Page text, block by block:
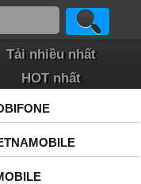
Tải nhiều nhất
HOT nhất